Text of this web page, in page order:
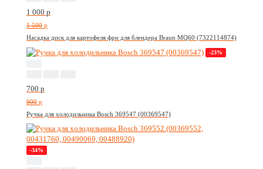
1 000 p
1 500 p
Насадка диск для картофеля фри для блендера Braun MQ60 (7322114874)
-23%
700 p
900 p
Ручка для холодильника Bosch 369547 (00369547)
-34%